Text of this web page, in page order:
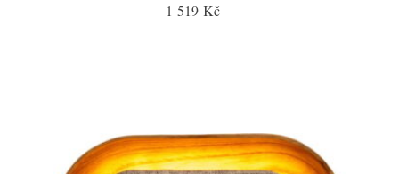
1 519 Kč